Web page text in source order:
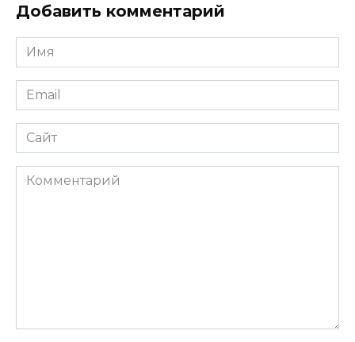
Добавить комментарий
Имя
*
Email
*
Сайт
Комментарий